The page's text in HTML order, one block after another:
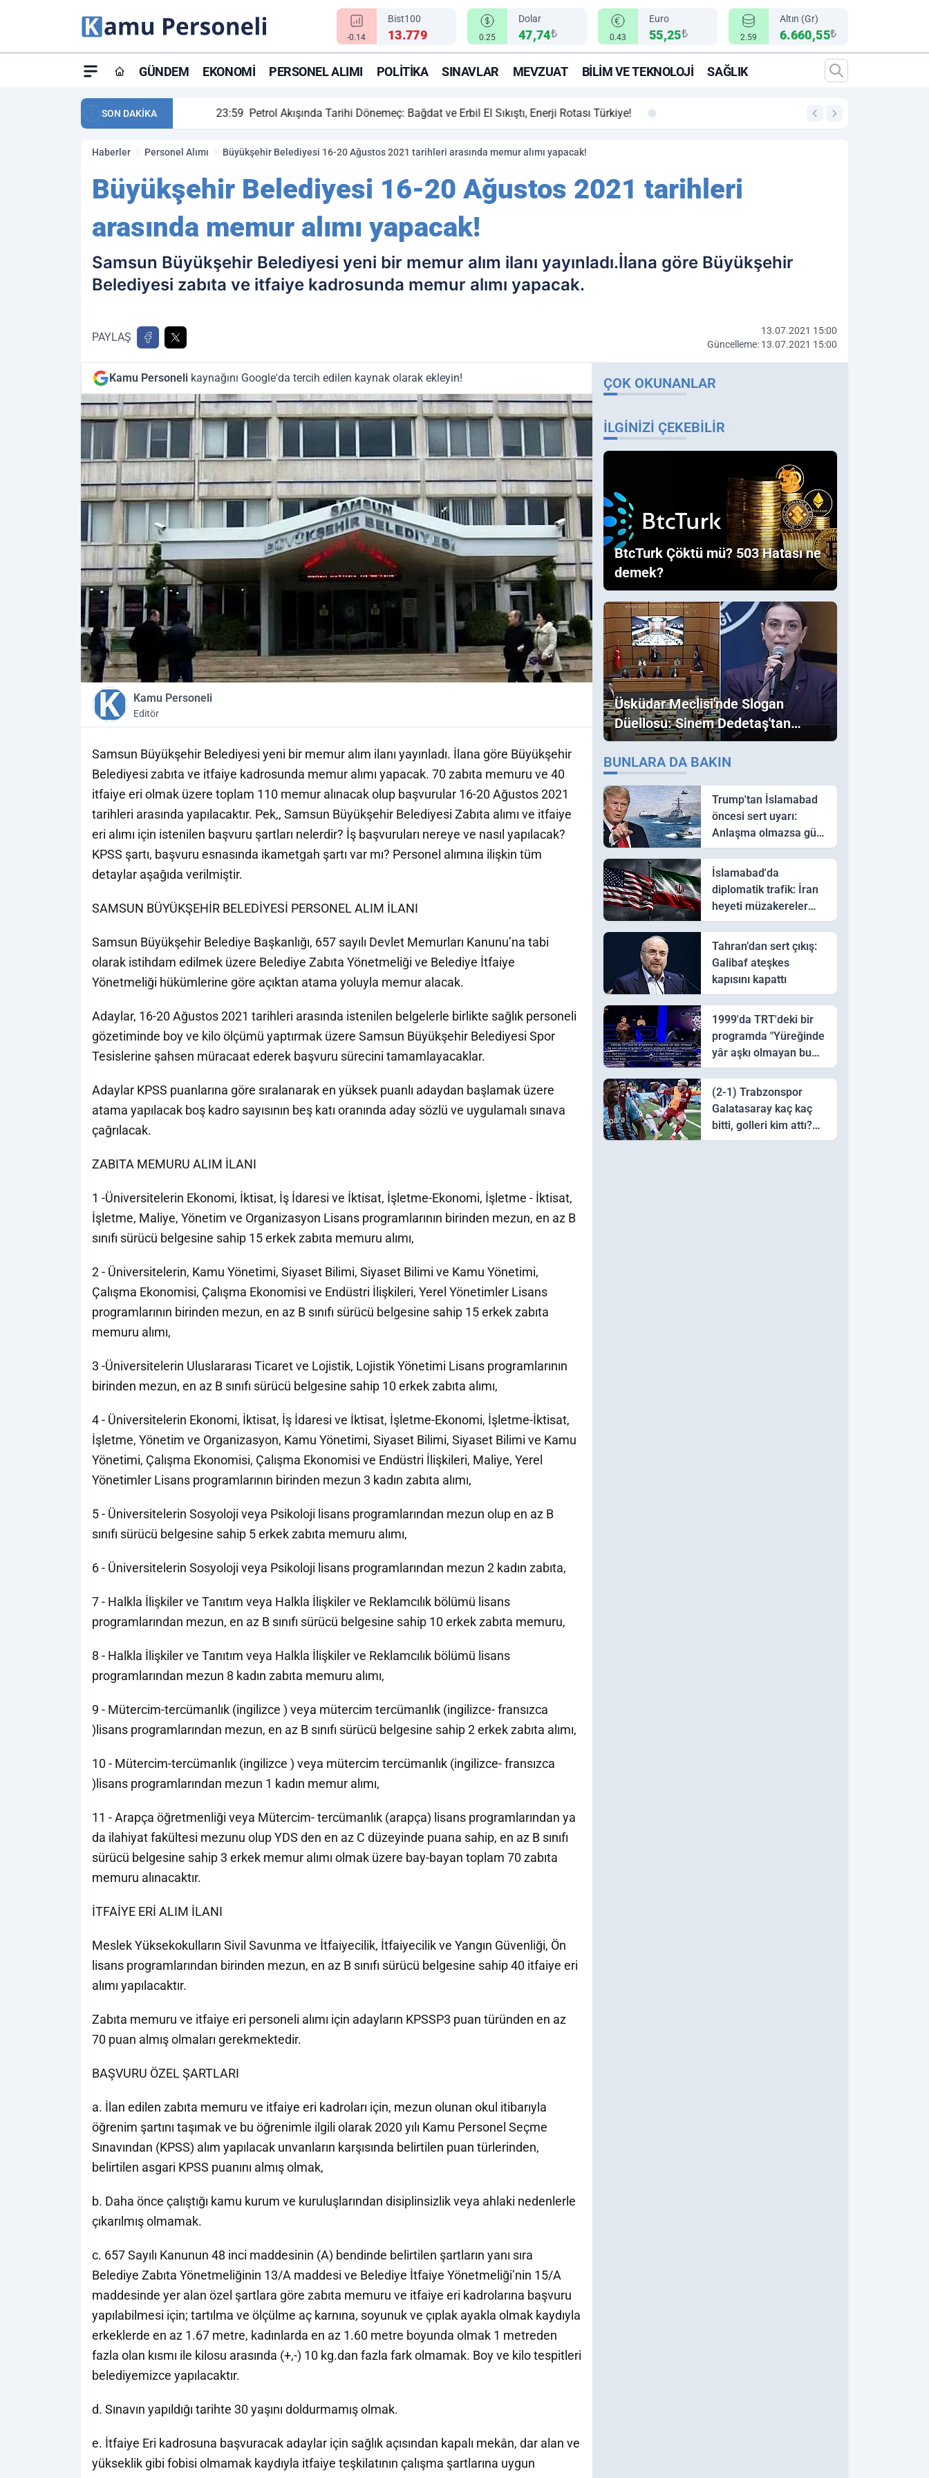
-0.14
Bist100
13.779 0.25
Dolar
47,74₺ 0.43
Euro
55,25₺ 2.59
Altın (Gr)
6.660,55₺
GÜNDEM EKONOMI PERSONEL ALIMI POLITIKA SINAVLAR MEVZUAT BILIM VE TEKNOLOJI SAĞLIK
SON DAKİKA
maç özeti ve golleri! Petrol Akışında Tarihi Dönemeç: Bağdat ve Erbil El Sıkıştı, Enerji Rotası Türkiye! 00:12
Haberler Personel Alımı Büyükşehir Belediyesi 16-20 Ağustos 2021 tarihleri arasında memur alımı yapacak!
Büyükşehir Belediyesi 16-20 Ağustos 2021 tarihleri
arasında memur alımı yapacak!
Samsun Büyükşehir Belediyesi yeni bir memur alım ilanı yayınladı.İlana göre Büyükşehir
Belediyesi zabıta ve itfaiye kadrosunda memur alımı yapacak.
PAYLAŞ
13.07.2021 15:00
Güncelleme: 13.07.2021 15:00
Kamu Personeli kaynağını Google'da tercih edilen kaynak olarak ekleyin!
Kamu Personeli
Editör
Samsun Büyükşehir Belediyesi yeni bir memur alım ilanı yayınladı. İlana göre Büyükşehir
Belediyesi zabıta ve itfaiye kadrosunda memur alımı yapacak. 70 zabıta memuru ve 40
itfaiye eri olmak üzere toplam 110 memur alınacak olup başvurular 16-20 Ağustos 2021
tarihleri arasında yapılacaktır. Pek,, Samsun Büyükşehir Belediyesi Zabıta alımı ve itfaiye
eri alımı için istenilen başvuru şartları nelerdir? İş başvuruları nereye ve nasıl yapılacak?
KPSS şartı, başvuru esnasında ikametgah şartı var mı? Personel alımına ilişkin tüm
detaylar aşağıda verilmiştir.
SAMSUN BÜYÜKŞEHİR BELEDİYESİ PERSONEL ALIM İLANI
Samsun Büyükşehir Belediye Başkanlığı, 657 sayılı Devlet Memurları Kanunu’na tabi
olarak istihdam edilmek üzere Belediye Zabıta Yönetmeliği ve Belediye İtfaiye
Yönetmeliği hükümlerine göre açıktan atama yoluyla memur alacak.
Adaylar, 16-20 Ağustos 2021 tarihleri arasında istenilen belgelerle birlikte sağlık personeli
gözetiminde boy ve kilo ölçümü yaptırmak üzere Samsun Büyükşehir Belediyesi Spor
Tesislerine şahsen müracaat ederek başvuru sürecini tamamlayacaklar.
Adaylar KPSS puanlarına göre sıralanarak en yüksek puanlı adaydan başlamak üzere
atama yapılacak boş kadro sayısının beş katı oranında aday sözlü ve uygulamalı sınava
çağrılacak.
ZABITA MEMURU ALIM İLANI
1 -Üniversitelerin Ekonomi, İktisat, İş İdaresi ve İktisat, İşletme-Ekonomi, İşletme - İktisat,
İşletme, Maliye, Yönetim ve Organizasyon Lisans programlarının birinden mezun, en az B
sınıfı sürücü belgesine sahip 15 erkek zabıta memuru alımı,
2 - Üniversitelerin, Kamu Yönetimi, Siyaset Bilimi, Siyaset Bilimi ve Kamu Yönetimi,
Çalışma Ekonomisi, Çalışma Ekonomisi ve Endüstri İlişkileri, Yerel Yönetimler Lisans
programlarının birinden mezun, en az B sınıfı sürücü belgesine sahip 15 erkek zabıta
memuru alımı,
3 -Üniversitelerin Uluslararası Ticaret ve Lojistik, Lojistik Yönetimi Lisans programlarının
birinden mezun, en az B sınıfı sürücü belgesine sahip 10 erkek zabıta alımı,
4 - Üniversitelerin Ekonomi, İktisat, İş İdaresi ve İktisat, İşletme-Ekonomi, İşletme-İktisat,
İşletme, Yönetim ve Organizasyon, Kamu Yönetimi, Siyaset Bilimi, Siyaset Bilimi ve Kamu
Yönetimi, Çalışma Ekonomisi, Çalışma Ekonomisi ve Endüstri İlişkileri, Maliye, Yerel
Yönetimler Lisans programlarının birinden mezun 3 kadın zabıta alımı,
5 - Üniversitelerin Sosyoloji veya Psikoloji lisans programlarından mezun olup en az B
sınıfı sürücü belgesine sahip 5 erkek zabıta memuru alımı,
6 - Üniversitelerin Sosyoloji veya Psikoloji lisans programlarından mezun 2 kadın zabıta,
7 - Halkla İlişkiler ve Tanıtım veya Halkla İlişkiler ve Reklamcılık bölümü lisans
programlarından mezun, en az B sınıfı sürücü belgesine sahip 10 erkek zabıta memuru,
8 - Halkla İlişkiler ve Tanıtım veya Halkla İlişkiler ve Reklamcılık bölümü lisans
programlarından mezun 8 kadın zabıta memuru alımı,
9 - Mütercim-tercümanlık (ingilizce ) veya mütercim tercümanlık (ingilizce- fransızca
)lisans programlarından mezun, en az B sınıfı sürücü belgesine sahip 2 erkek zabıta alımı,
10 - Mütercim-tercümanlık (ingilizce ) veya mütercim tercümanlık (ingilizce- fransızca
)lisans programlarından mezun 1 kadın memur alımı,
11 - Arapça öğretmenliği veya Mütercim- tercümanlık (arapça) lisans programlarından ya
da ilahiyat fakültesi mezunu olup YDS den en az C düzeyinde puana sahip, en az B sınıfı
sürücü belgesine sahip 3 erkek memur alımı olmak üzere bay-bayan toplam 70 zabıta
memuru alınacaktır.
İTFAİYE ERİ ALIM İLANI
Meslek Yüksekokulların Sivil Savunma ve İtfaiyecilik, İtfaiyecilik ve Yangın Güvenliği, Ön
lisans programlarından birinden mezun, en az B sınıfı sürücü belgesine sahip 40 itfaiye eri
alımı yapılacaktır.
Zabıta memuru ve itfaiye eri personeli alımı için adayların KPSSP3 puan türünden en az
70 puan almış olmaları gerekmektedir.
BAŞVURU ÖZEL ŞARTLARI
a. İlan edilen zabıta memuru ve itfaiye eri kadroları için, mezun olunan okul itibarıyla
öğrenim şartını taşımak ve bu öğrenimle ilgili olarak 2020 yılı Kamu Personel Seçme
Sınavından (KPSS) alım yapılacak unvanların karşısında belirtilen puan türlerinden,
belirtilen asgari KPSS puanını almış olmak,
b. Daha önce çalıştığı kamu kurum ve kuruluşlarından disiplinsizlik veya ahlaki nedenlerle
çıkarılmış olmamak.
c. 657 Sayılı Kanunun 48 inci maddesinin (A) bendinde belirtilen şartların yanı sıra
Belediye Zabıta Yönetmeliğinin 13/A maddesi ve Belediye İtfaiye Yönetmeliği’nin 15/A
maddesinde yer alan özel şartlara göre zabıta memuru ve itfaiye eri kadrolarına başvuru
yapılabilmesi için; tartılma ve ölçülme aç karnına, soyunuk ve çıplak ayakla olmak kaydıyla
erkeklerde en az 1.67 metre, kadınlarda en az 1.60 metre boyunda olmak 1 metreden
fazla olan kısmı ile kilosu arasında (+,-) 10 kg.dan fazla fark olmamak. Boy ve kilo tespitleri
belediyemizce yapılacaktır.
d. Sınavın yapıldığı tarihte 30 yaşını doldurmamış olmak.
e. İtfaiye Eri kadrosuna başvuracak adaylar için sağlık açısından kapalı mekân, dar alan ve
yükseklik gibi fobisi olmamak kaydıyla itfaiye teşkilatının çalışma şartlarına uygun
ÇOK OKUNANLAR
İLGINIZI ÇEKEBILIR
BtcTurk Çöktü mü? 503 Hatası ne
demek?
Üsküdar Meclisi'nde Slogan
Düellosu: Sinem Dedetaş'tan
Ezber Bozan "Erdoğan" ve
"İmamoğlu" Çıkışı!
BUNLARA DA BAKIN
Trump'tan İslamabad
öncesi sert uyarı:
Anlaşma olmazsa güç
kullanırız
İslamabad'da
diplomatik trafik: İran
heyeti müzakereler
için Pakistan'a ulaştı
Tahran’dan sert çıkış:
Galibaf ateşkes
kapısını kapattı
1999'da TRT'deki bir
programda "Yüreğinde
yâr aşkı olmayan bu
sazı çalarsa tingirdatır"
sözünü söyleyen halk
ozanı hangisidir?
(2-1) Trabzonspor
Galatasaray kaç kaç
bitti, golleri kim attı?
Trabzonspor